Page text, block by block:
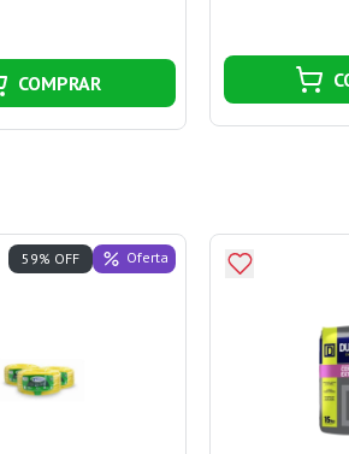
COMPRAR
59% OFF Oferta